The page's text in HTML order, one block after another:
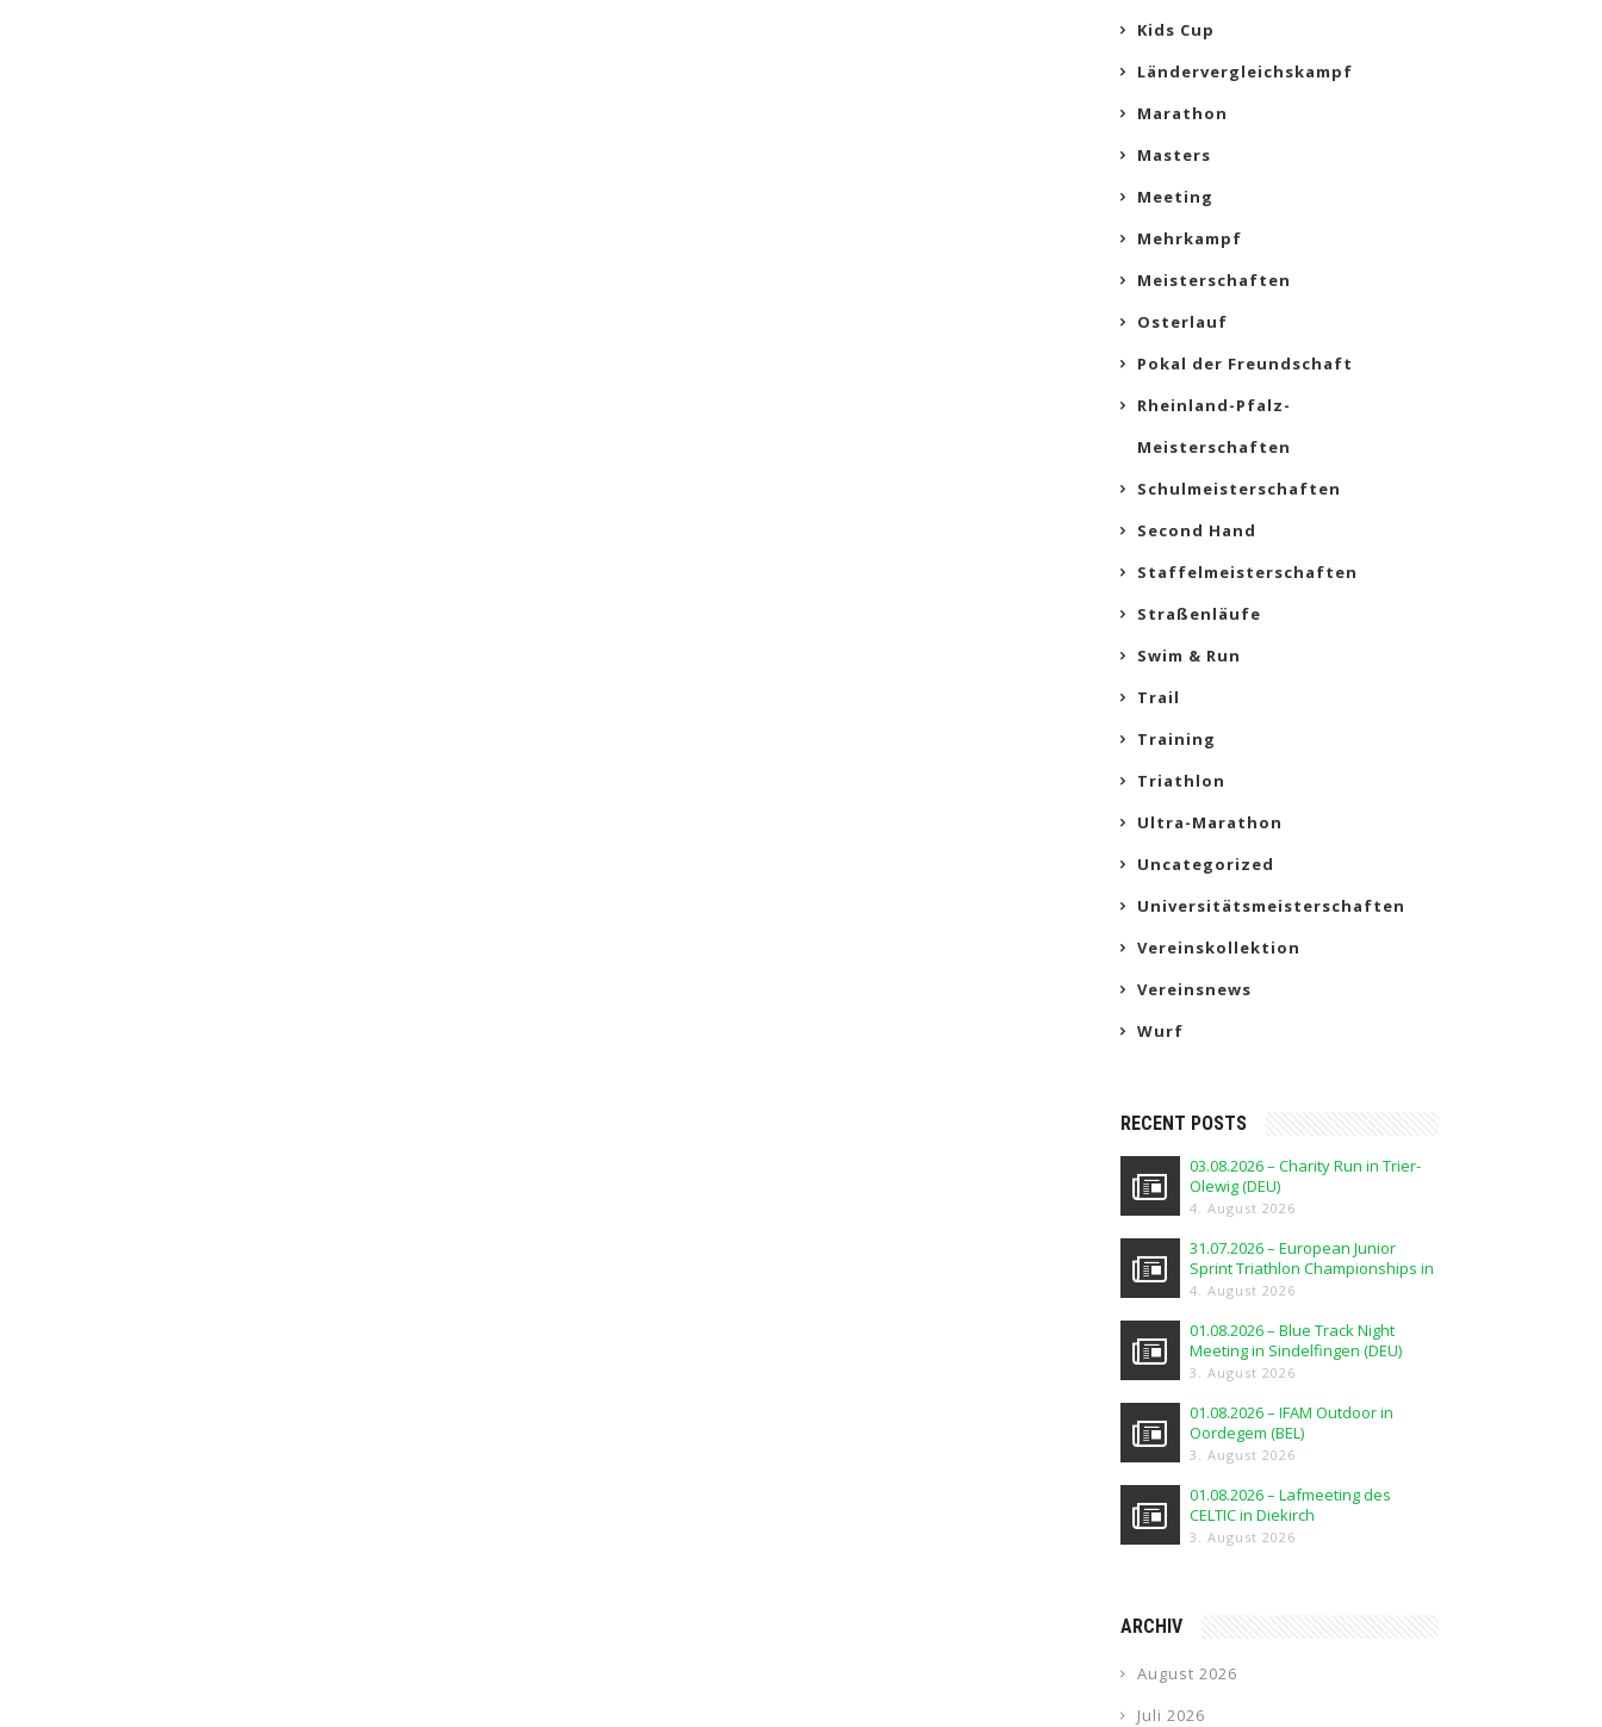
Kids Cup
Ländervergleichskampf
Marathon
Masters
Meeting
Mehrkampf
Meisterschaften
Osterlauf
Pokal der Freundschaft
Rheinland-Pfalz-
Meisterschaften
Schulmeisterschaften
Second Hand
Staffelmeisterschaften
Straßenläufe
Swim & Run
Trail
Training
Triathlon
Ultra-Marathon
Uncategorized
Universitätsmeisterschaften
Vereinskollektion
Vereinsnews
Wurf
RECENT POSTS
03.08.2026 – Charity Run in Trier-
Olewig (DEU)
4. August 2026
31.07.2026 – European Junior
Sprint Triathlon Championships in
Elblag (POL)
4. August 2026
01.08.2026 – Blue Track Night
Meeting in Sindelfingen (DEU)
3. August 2026
01.08.2026 – IFAM Outdoor in
Oordegem (BEL)
3. August 2026
01.08.2026 – Lafmeeting des
CELTIC in Diekirch
3. August 2026
ARCHIV
August 2026
Juli 2026